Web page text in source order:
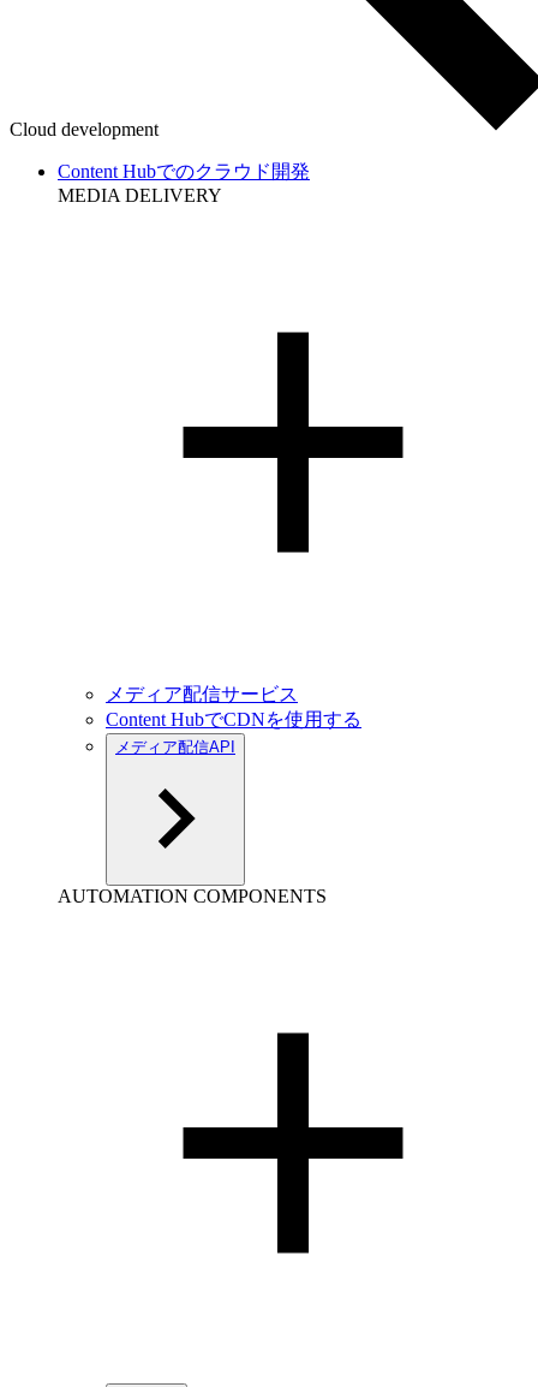
Cloud development
Content Hubでのクラウド開発
MEDIA DELIVERY
メディア配信サービス
Content HubでCDNを使用する
メディア配信API
AUTOMATION COMPONENTS